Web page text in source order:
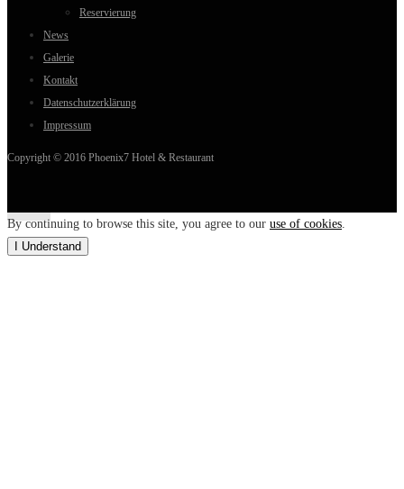
Reservierung
News
Galerie
Kontakt
Datenschutzerklärung
Impressum
Copyright © 2016 Phoenix7 Hotel & Restaurant
By continuing to browse this site, you agree to our use of cookies
I Understand